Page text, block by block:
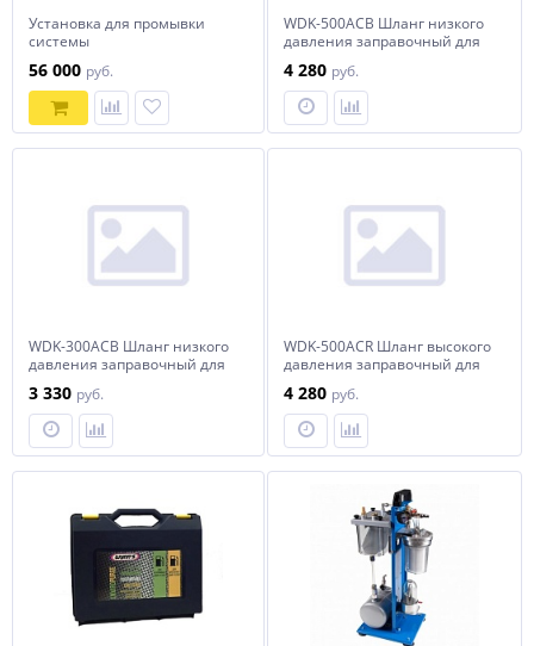
Установка для промывки
системы
56 000 руб.
WDK-500ACB Шланг низкого
давления заправочный для
4 280 руб.
WDK-300ACB Шланг низкого
давления заправочный для
3 330 руб.
WDK-500ACR Шланг высокого
давления заправочный для
4 280 руб.